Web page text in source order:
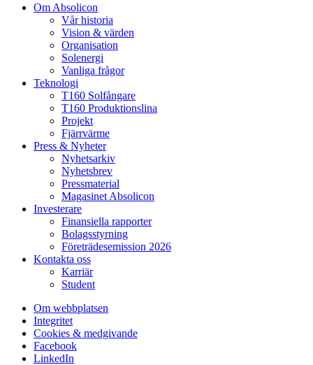
Om Absolicon
Vår historia
Vision & värden
Organisation
Solenergi
Vanliga frågor
Teknologi
T160 Solfångare
T160 Produktionslina
Projekt
Fjärrvärme
Press & Nyheter
Nyhetsarkiv
Nyhetsbrev
Pressmaterial
Magasinet Absolicon
Investerare
Finansiella rapporter
Bolagsstyrning
Företrädesemission 2026
Kontakta oss
Karriär
Student
Om webbplatsen
Integritet
Cookies & medgivande
Facebook
LinkedIn